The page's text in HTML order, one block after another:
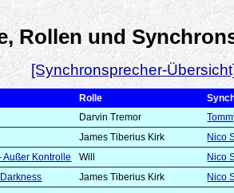
Rollen und
[Synchronsprecher-
Rolle
Darvin Tremor
James Tiberius Kirk
Nico
Außer Kontrolle
Will
Nico
James Tiberius Kirk
Nico